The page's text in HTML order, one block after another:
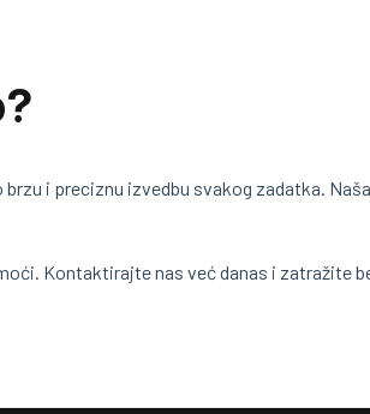
i preciznu izvedbu svakog zadatka.
Kontaktirajte nas već danas i zatražite